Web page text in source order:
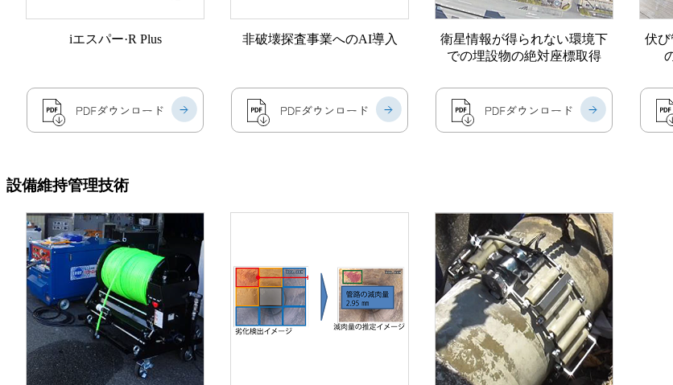
iエスパー·R Plus 非破壊探査事業へのAI導入
衛星情報が得られない環境下
での埋設物の絶対座標取得
伏
設備維持管理技術